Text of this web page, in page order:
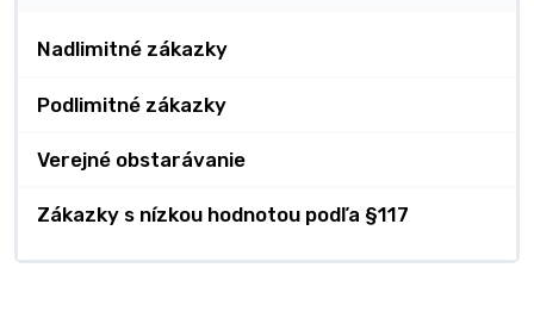
Nadlimitné zákazky
Podlimitné zákazky
Verejné obstarávanie
Zákazky s nízkou hodnotou podľa §117